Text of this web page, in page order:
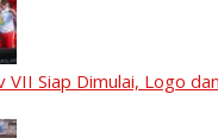
Siap Dimulai, Logo